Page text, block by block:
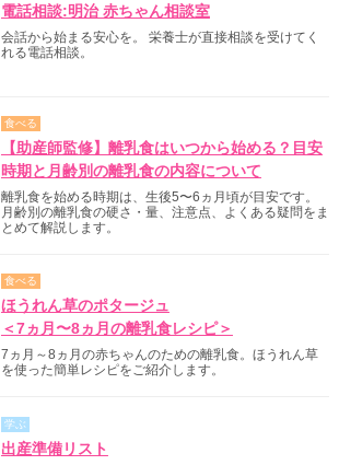
電話相談:明治 赤ちゃん相談室
会話から始まる安心を。 栄養士が直接相談を受けてく
れる電話相談。
食べる
【助産師監修】離乳食はいつから始める？目安
時期と月齢別の離乳食の内容について
離乳食を始める時期は、生後5〜6ヵ月頃が目安です。
月齢別の離乳食の硬さ・量、注意点、よくある疑問をま
とめて解説します。
食べる
ほうれん草のポタージュ
＜7ヵ月〜8ヵ月の離乳食レシピ＞
7ヵ月～8ヵ月の赤ちゃんのための離乳食。ほうれん草
を使った簡単レシピをご紹介します。
学ぶ
出産準備リスト